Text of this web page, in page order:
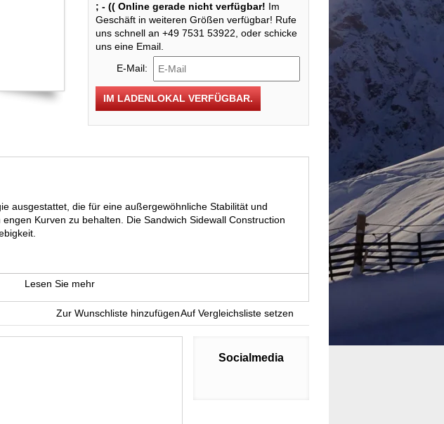
; - (( Online gerade nicht verfügbar! Im
Geschäft in weiteren Größen verfügbar! Rufe
uns schnell an +49 7531 53922, oder schicke
uns eine Email.
E-Mail:
IM LADENLOKAL VERFÜGBAR.
ausgestattet, die für eine außergewöhnliche Stabilität und
Kurven zu behalten. Die Sandwich Sidewall Construction
Lesen Sie mehr
Auf Vergleichsliste setzen
Zur Wunschliste hinzufügen
Socialmedia